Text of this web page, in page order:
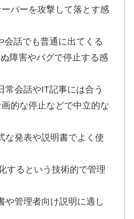
ーバーを攻撃して落とす感
話でも普通に出てくる
障害やバグで停止する感
会話やIT記事には合う
画的な停止などで中立的な
発表や説明書でよく使
するという技術的で管理
管理者向け説明に適し